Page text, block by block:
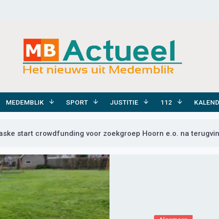
MEDEMBLIK SPORT JUSTITIE 112
start crowdfunding voor zoekgroep Hoorn e.o. na